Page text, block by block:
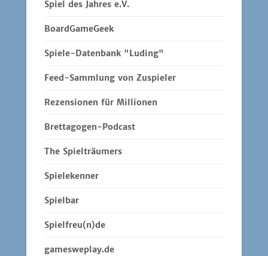
Spiel des Jahres e.V.
BoardGameGeek
Spiele-Datenbank "Luding"
Feed-Sammlung von Zuspieler
Rezensionen für Millionen
Brettagogen-Podcast
The Spielträumers
Spielekenner
Spielbar
Spielfreu(n)de
gamesweplay.de